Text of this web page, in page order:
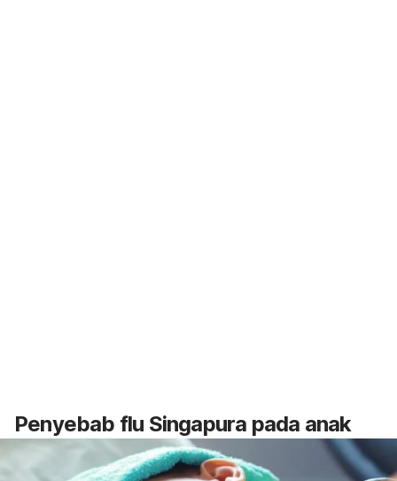
Penyebab flu Singapura pada anak